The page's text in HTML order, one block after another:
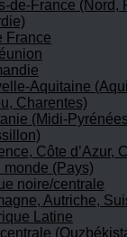
de-France (Nord,
France
Aquitaine
Charentes)
(Midi-
Côte d’Azur,
(Pays)
noire/centrale
Autriche,
Latine